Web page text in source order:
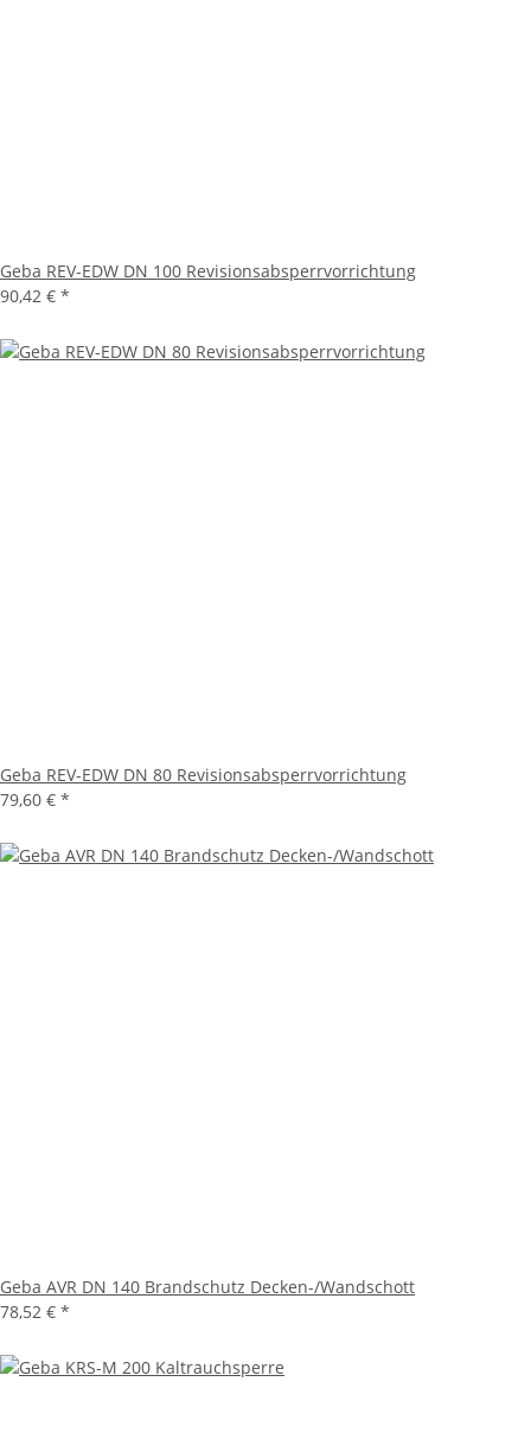
Geba REV-EDW DN 100 Revisionsabsperrvorrichtung
90,42 € *
Geba REV-EDW DN 80 Revisionsabsperrvorrichtung
79,60 € *
Geba AVR DN 140 Brandschutz Decken-/Wandschott
78,52 € *